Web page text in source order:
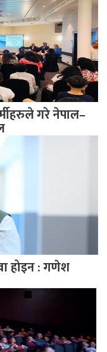
गरे नेपाल–
होइन : गणेश